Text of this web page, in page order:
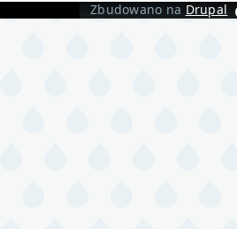
Zbudowano na Drupal